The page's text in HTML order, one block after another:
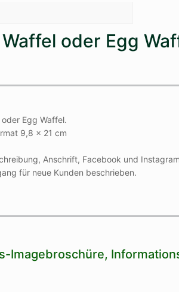
oder Egg
Egg Waffel.
9,8 x 21 cm
Anschrift, Facebook und
für neue Kunden beschrieben.
Imagebroschüre,